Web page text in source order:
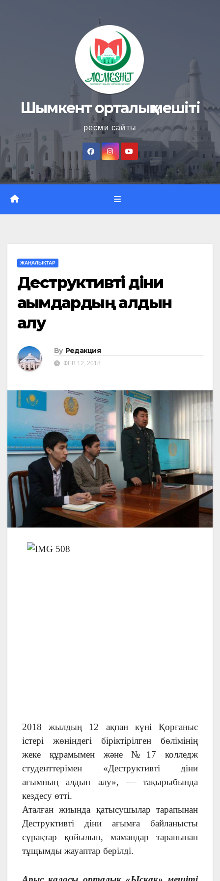
Шымкент орталық мешіті
ресми сайты
ЖАҢАЛЫҚТАР
Деструктивті діни
ағымдардың алдын
алу
By Редакция
ФЕВ 12, 2018
2018 жылдың 12 ақпан күні Қорғаныс
істері жөніндегі біріктірілген бөлімінің
жеке құрамымен және №17 колледж
студенттерімен «Деструктивті діни
ағымның алдын алу», — тақырыбында
кездесу өтті.
Аталған жиында қатысушылар тарапынан
Деструктивті діни ағымға байланысты
сұрақтар қойылып, мамандар тарапынан
тұщымды жауаптар берілді.